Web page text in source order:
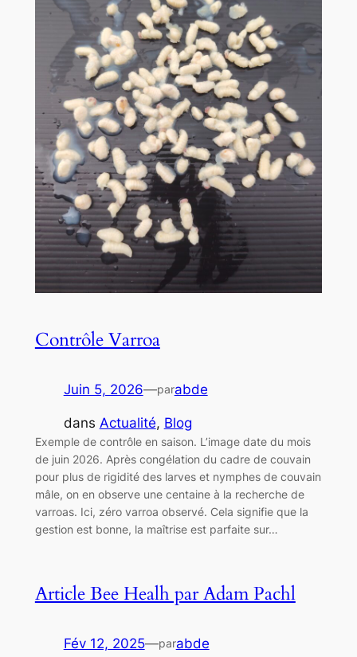
Contrôle Varroa
Juin 5, 2026—parabde
dans Actualité, Blog
Exemple de contrôle en saison. L’image date du mois
de juin 2026. Après congélation du cadre de couvain
pour plus de rigidité des larves et nymphes de couvain
mâle, on en observe une centaine à la recherche de
varroas. Ici, zéro varroa observé. Cela signifie que la
gestion est bonne, la maîtrise est parfaite sur…
Article Bee Healh par Adam Pachl
Fév 12, 2025—parabde